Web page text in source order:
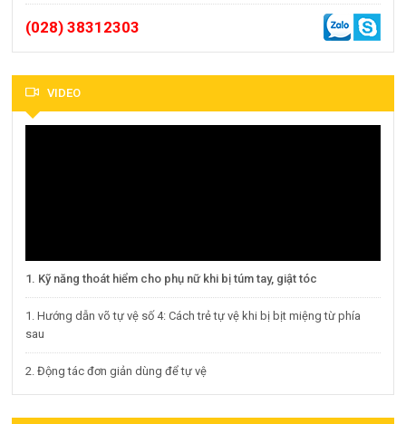
(028) 38312303
VIDEO
1. Kỹ năng thoát hiểm cho phụ nữ khi bị túm tay, giật tóc
1. Hướng dẫn võ tự vệ số 4: Cách trẻ tự vệ khi bị bịt miệng từ phía
sau
2. Động tác đơn giản dùng để tự vệ